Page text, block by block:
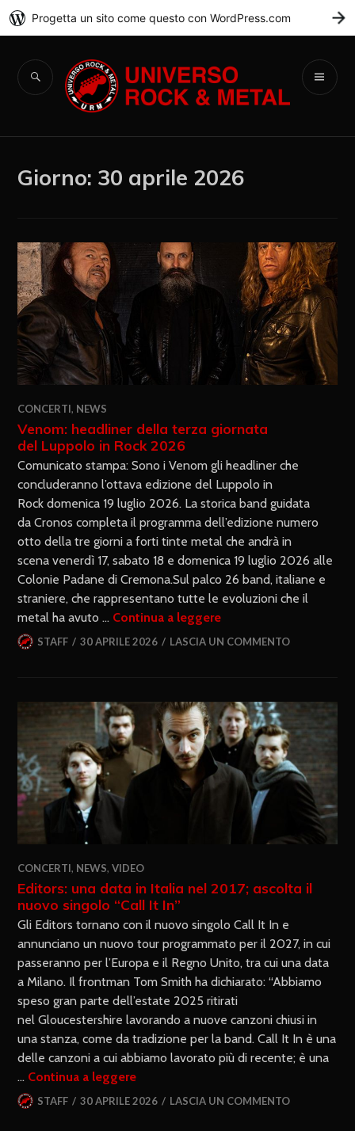
Universo Rock &
Metal
Giorno: 30 aprile 2026
CONCERTI, NEWS
Venom: headliner della terza giornata
del Luppolo in Rock 2026
Comunicato stampa: Sono i Venom gli headliner che
concluderanno l’ottava edizione del Luppolo in
Rock domenica 19 luglio 2026. La storica band guidata
da Cronos completa il programma dell’edizione numero
otto della tre giorni a forti tinte metal che andrà in
scena venerdì 17, sabato 18 e domenica 19 luglio 2026 alle
Colonie Padane di Cremona.Sul palco 26 band, italiane e
straniere, che rappresentano tutte le evoluzioni che il
metal ha avuto … Continua a leggere
STAFF 30 APRILE 2026 LASCIA UN COMMENTO
CONCERTI, NEWS,VIDEO
Editors: una data in Italia nel 2017; ascolta il
nuovo singolo “Call It In”
Gli Editors tornano con il nuovo singolo Call It In e
annunciano un nuovo tour programmato per il 2027, in cui
passeranno per l’Europa e il Regno Unito, tra cui una data
a Milano. Il frontman Tom Smith ha dichiarato: “Abbiamo
speso gran parte dell’estate 2025 ritirati
nel Gloucestershire lavorando a nuove canzoni chiusi in
una stanza, come da tradizione per la band. Call It In è una
delle canzoni a cui abbiamo lavorato più di recente; è una
… Continua a leggere
STAFF 30 APRILE 2026 LASCIA UN COMMENTO
Progetta un sito come questo con WordPress.com